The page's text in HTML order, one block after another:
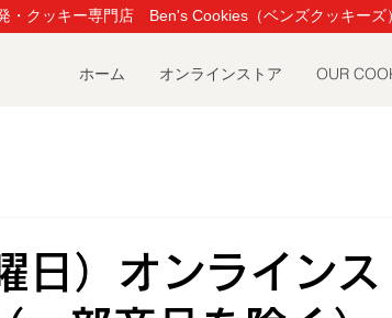
・クッキー専門店 Ben's Cookies（ベンズクッキーズ
ホーム オンラインストア OUR
日）オンラインス